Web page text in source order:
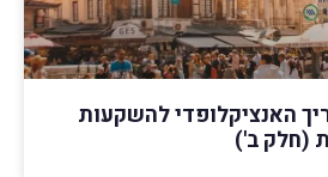
המדריך האנציקלופדי להשקעות
(חלק ב')